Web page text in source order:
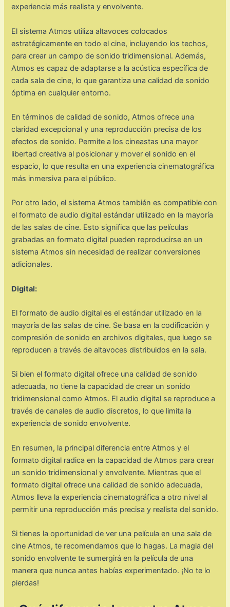
experiencia más realista y envolvente.
El sistema Atmos utiliza altavoces colocados
estratégicamente en todo el cine, incluyendo los techos,
para crear un campo de sonido tridimensional. Además,
Atmos es capaz de adaptarse a la acústica específica de
cada sala de cine, lo que garantiza una calidad de sonido
óptima en cualquier entorno.
En términos de calidad de sonido, Atmos ofrece una
claridad excepcional y una reproducción precisa de los
efectos de sonido. Permite a los cineastas una mayor
libertad creativa al posicionar y mover el sonido en el
espacio, lo que resulta en una experiencia cinematográfica
más inmersiva para el público.
Por otro lado, el sistema Atmos también es compatible con
el formato de audio digital estándar utilizado en la mayoría
de las salas de cine. Esto significa que las películas
grabadas en formato digital pueden reproducirse en un
sistema Atmos sin necesidad de realizar conversiones
adicionales.
Digital:
El formato de audio digital es el estándar utilizado en la
mayoría de las salas de cine. Se basa en la codificación y
compresión de sonido en archivos digitales, que luego se
reproducen a través de altavoces distribuidos en la sala.
Si bien el formato digital ofrece una calidad de sonido
adecuada, no tiene la capacidad de crear un sonido
tridimensional como Atmos. El audio digital se reproduce a
través de canales de audio discretos, lo que limita la
experiencia de sonido envolvente.
En resumen, la principal diferencia entre Atmos y el
formato digital radica en la capacidad de Atmos para crear
un sonido tridimensional y envolvente. Mientras que el
formato digital ofrece una calidad de sonido adecuada,
Atmos lleva la experiencia cinematográfica a otro nivel al
permitir una reproducción más precisa y realista del sonido.
Si tienes la oportunidad de ver una película en una sala de
cine Atmos, te recomendamos que lo hagas. La magia del
sonido envolvente te sumergirá en la película de una
manera que nunca antes habías experimentado. ¡No te lo
pierdas!